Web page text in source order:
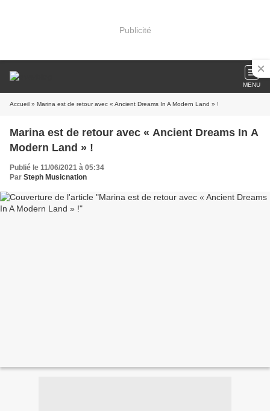
Publicité
MENU
Accueil » Marina est de retour avec « Ancient Dreams In A Modern Land » !
Marina est de retour avec « Ancient Dreams In A
Modern Land » !
Publié le 11/06/2021 à 05:34
Par Steph Musicnation